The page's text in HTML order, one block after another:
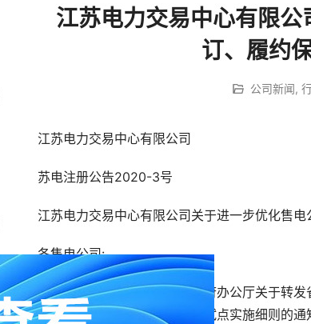
江苏电力交易中心有限
订、履约
公司新闻,
江苏电力交易中心有限公司
苏电注册公告2020-3号
江苏电力交易中心有限公司关于进一步优化售电
各售电公司:
依照江苏省政府办公厅《省政府办公厅关于转
和江苏省增量配电网业务改革试点实施细则的